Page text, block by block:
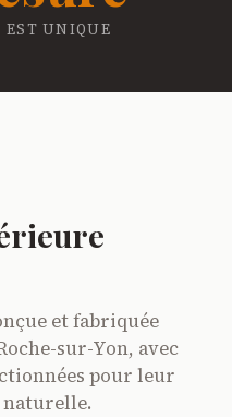
EST UNIQUE
et fabriquée
sur-Yon, avec
pour leur